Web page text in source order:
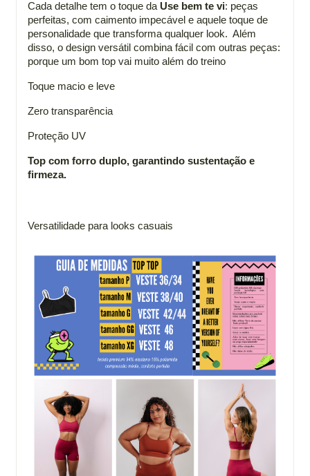
Cada detalhe tem o toque da Use bem te vi: peças
perfeitas, com caimento impecável e aquele toque de
personalidade que transforma qualquer look. Além
disso, o design versátil combina fácil com outras peças:
porque um bom top vai muito além do treino
Toque macio e leve
Zero transparência
Proteção UV
Top com forro duplo, garantindo sustentação e
firmeza.
Versatilidade para looks casuais